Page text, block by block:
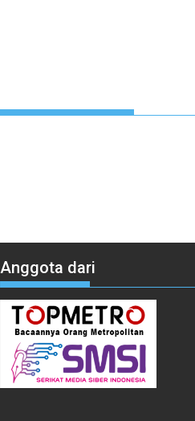
Anggota dari